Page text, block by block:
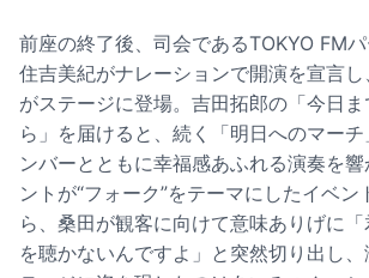
前座の終了後、司会であるTOKYO FM
住吉美紀がナレーションで開演を宣言
がステージに登場。吉田拓郎の「今日
ら」を届けると、続く「明日へのマー
ンバーとともに幸福感あふれる演奏を
ントが“フォーク”をテーマにしたイベン
ら、桑田が観客に向けて意味ありげに
を聴かないんですよ」と突然切り出し